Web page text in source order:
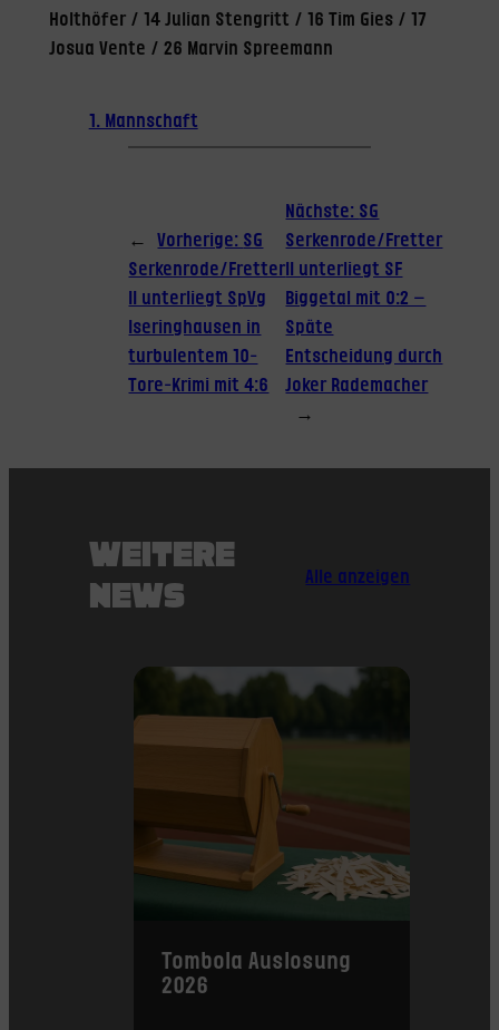
Holthöfer / 14 Julian Stengritt / 16 Tim Gies / 17
Josua Vente / 26 Marvin Spreemann
1. Mannschaft
← Vorherige: SG
Serkenrode/Fretter
II unterliegt SpVg
Iseringhausen in
turbulentem 10-
Tore-Krimi mit 4:6
Nächste: SG
Serkenrode/Fretter
II unterliegt SF
Biggetal mit 0:2 –
Späte
Entscheidung durch
Joker Rademacher
→
WEITERE
NEWS
Alle anzeigen
Tombola Auslosung
2026